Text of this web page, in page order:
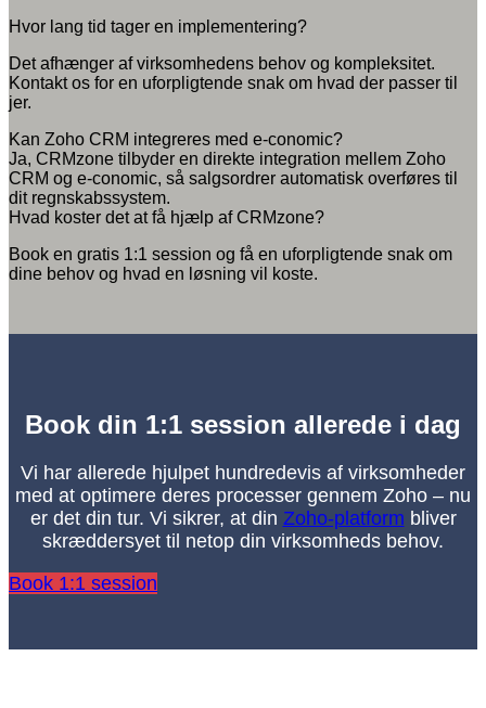
Hvor lang tid tager en implementering?
Det afhænger af virksomhedens behov og kompleksitet.
Kontakt os for en uforpligtende snak om hvad der passer til
jer.
Kan Zoho CRM integreres med e-conomic?
Ja, CRMzone tilbyder en direkte integration mellem Zoho
CRM og e-conomic, så salgsordrer automatisk overføres til
dit regnskabssystem.
Hvad koster det at få hjælp af CRMzone?
Book en gratis 1:1 session og få en uforpligtende snak om
dine behov og hvad en løsning vil koste.
Book din 1:1 session allerede i dag
Vi har allerede hjulpet hundredevis af virksomheder
med at optimere deres processer gennem Zoho – nu
er det din tur. Vi sikrer, at din Zoho-platform bliver
skræddersyet til netop din virksomheds behov.
Book 1:1 session